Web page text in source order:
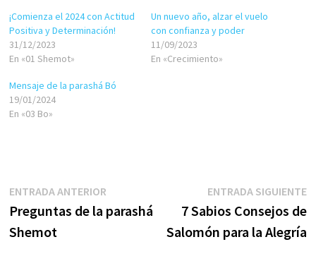
¡Comienza el 2024 con Actitud
Positiva y Determinación!
31/12/2023
En «01 Shemot»
Un nuevo año, alzar el vuelo
con confianza y poder
11/09/2023
En «Crecimiento»
Mensaje de la parashá Bó
19/01/2024
En «03 Bo»
Navegación
de
ENTRADA ANTERIOREntrada
anterior:
Preguntas de la parashá
Shemot
ENTRADA SIGUIENTE
7 Sabios Consejos de
Salomón para la Alegría